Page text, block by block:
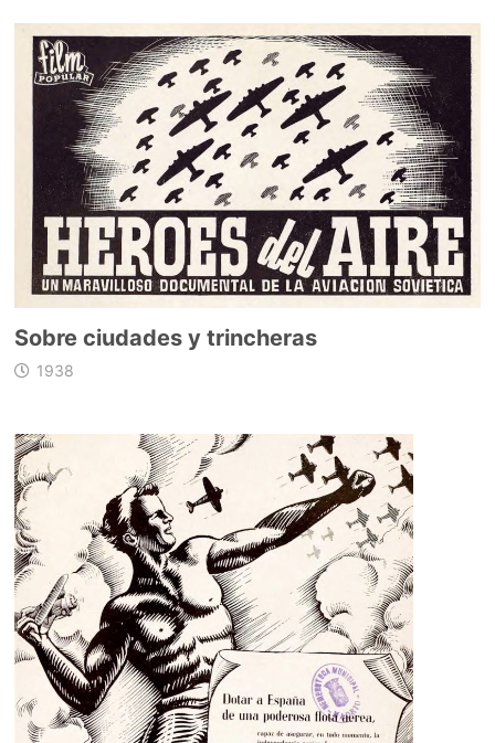
Sobre ciudades y trincheras
1938